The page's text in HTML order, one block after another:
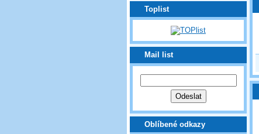
Toplist
Mail list
Oblíbené odkazy